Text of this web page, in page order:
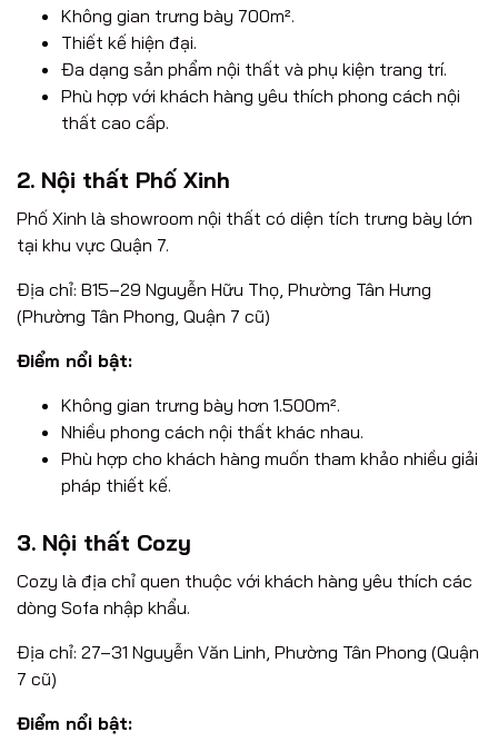
Không gian trưng bày 700m².
Thiết kế hiện đại.
Đa dạng sản phẩm nội thất và phụ kiện trang trí.
Phù hợp với khách hàng yêu thích phong cách nội
thất cao cấp.
2. Nội thất Phố Xinh
Phố Xinh là showroom nội thất có diện tích trưng bày lớn
tại khu vực Quận 7.
Địa chỉ: B15–29 Nguyễn Hữu Thọ, Phường Tân Hưng
(Phường Tân Phong, Quận 7 cũ)
Điểm nổi bật:
Không gian trưng bày hơn 1.500m².
Nhiều phong cách nội thất khác nhau.
Phù hợp cho khách hàng muốn tham khảo nhiều giải
pháp thiết kế.
3. Nội thất Cozy
Cozy là địa chỉ quen thuộc với khách hàng yêu thích các
dòng Sofa nhập khẩu.
Địa chỉ: 27–31 Nguyễn Văn Linh, Phường Tân Phong (Quận
7 cũ)
Điểm nổi bật: